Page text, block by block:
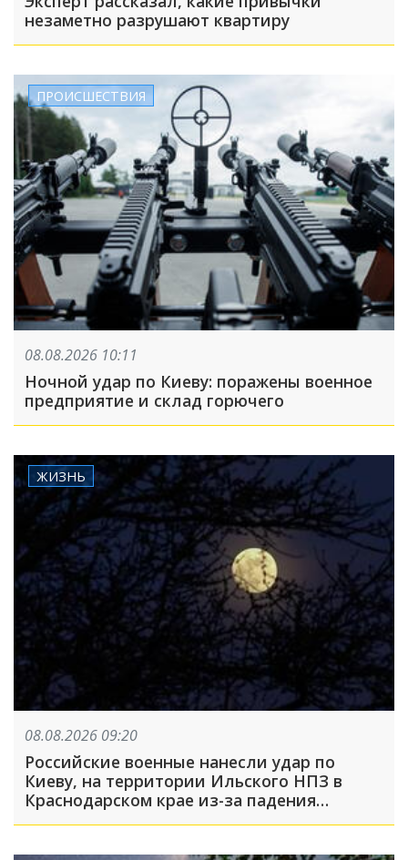
незаметно разрушают квартиру
ПРОИСШЕСТВИЯ
08.08.2026 10:11
Ночной удар по Киеву: поражены военное
предприятие и склад горючего
ЖИЗНЬ
08.08.2026 09:20
Российские военные нанесли удар по
Киеву, на территории Ильского НПЗ в
Краснодарском крае из-за падения
обломков БПЛА пострадали пять человек: